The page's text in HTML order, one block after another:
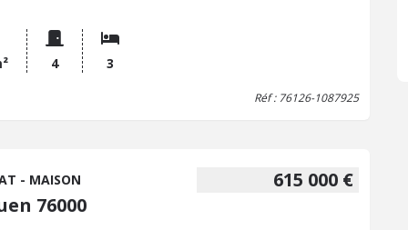
cave voutée complète ce bien. Idéal COLOCATION EN
4 3
Réf : 76126-1087925
615 000 €
- MAISON
76000